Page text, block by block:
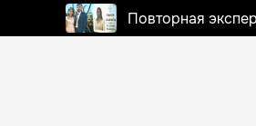
Повторная